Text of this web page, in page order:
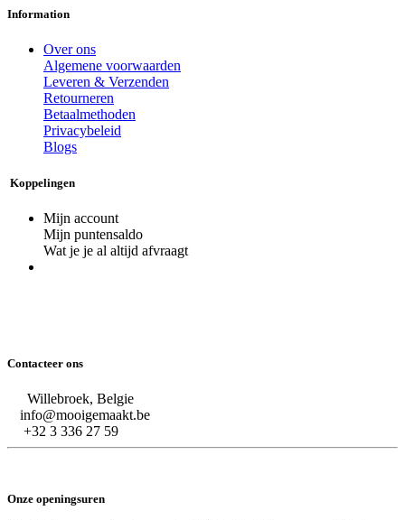
Information
Over ons
Algemene voorwaarden
Leveren & Verzenden
Retourneren
Betaalmethoden
Privacybeleid
Blogs
Koppelingen
Mijn account
Mijn puntensaldo
Wat je je al altijd afvraagt
Contacteer ons
Willebroek, Belgie
info@mooigemaakt.be
+32 3 336 27 59
Onze openingsuren